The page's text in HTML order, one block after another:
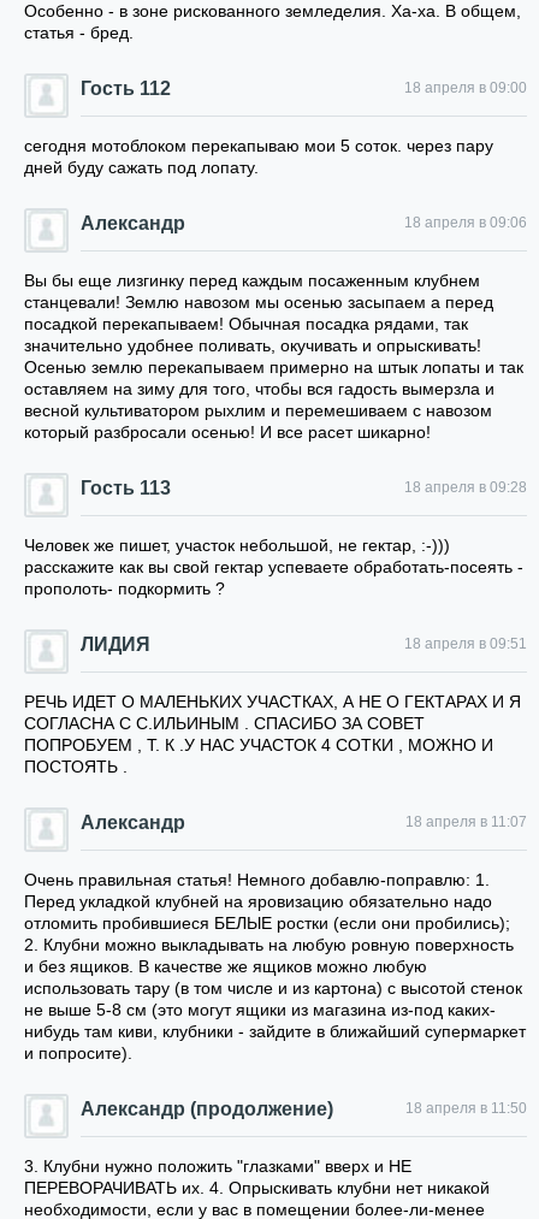
Особенно - в зоне рискованного земледелия. Ха-ха. В общем,
статья - бред.
Гость 112 18 апреля в 09:00
сегодня мотоблоком перекапываю мои 5 соток. через пару
дней буду сажать под лопату.
Александр 18 апреля в 09:06
Вы бы еще лизгинку перед каждым посаженным клубнем
станцевали! Землю навозом мы осенью засыпаем а перед
посадкой перекапываем! Обычная посадка рядами, так
значительно удобнее поливать, окучивать и опрыскивать!
Осенью землю перекапываем примерно на штык лопаты и так
оставляем на зиму для того, чтобы вся гадость вымерзла и
весной культиватором рыхлим и перемешиваем с навозом
который разбросали осенью! И все расет шикарно!
Гость 113 18 апреля в 09:28
Человек же пишет, участок небольшой, не гектар, :-)))
расскажите как вы свой гектар успеваете обработать-посеять -
прополоть- подкормить ?
ЛИДИЯ 18 апреля в 09:51
РЕЧЬ ИДЕТ О МАЛЕНЬКИХ УЧАСТКАХ, А НЕ О ГЕКТАРАХ И Я
СОГЛАСНА С С.ИЛЬИНЫМ . СПАСИБО ЗА СОВЕТ
ПОПРОБУЕМ , Т. К .У НАС УЧАСТОК 4 СОТКИ , МОЖНО И
ПОСТОЯТЬ .
Александр 18 апреля в 11:07
Очень правильная статья! Немного добавлю-поправлю: 1.
Перед укладкой клубней на яровизацию обязательно надо
отломить пробившиеся БЕЛЫЕ ростки (если они пробились);
2. Клубни можно выкладывать на любую ровную поверхность
и без ящиков. В качестве же ящиков можно любую
использовать тару (в том числе и из картона) с высотой стенок
не выше 5-8 см (это могут ящики из магазина из-под каких-
нибудь там киви, клубники - зайдите в ближайший супермаркет
и попросите).
Александр (продолжение) 18 апреля в 11:50
3. Клубни нужно положить "глазками" вверх и НЕ
ПЕРЕВОРАЧИВАТЬ их. 4. Опрыскивать клубни нет никакой
необходимости, если у вас в помещении более-ли-менее